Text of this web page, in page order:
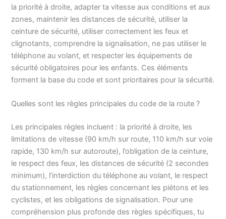
la priorité à droite, adapter ta vitesse aux conditions et aux
zones, maintenir les distances de sécurité, utiliser la
ceinture de sécurité, utiliser correctement les feux et
clignotants, comprendre la signalisation, ne pas utiliser le
téléphone au volant, et respecter les équipements de
sécurité obligatoires pour les enfants. Ces éléments
forment la base du code et sont prioritaires pour la sécurité.
Quelles sont les règles principales du code de la route ?
Les principales règles incluent : la priorité à droite, les
limitations de vitesse (90 km/h sur route, 110 km/h sur voie
rapide, 130 km/h sur autoroute), l’obligation de la ceinture,
le respect des feux, les distances de sécurité (2 secondes
minimum), l’interdiction du téléphone au volant, le respect
du stationnement, les règles concernant les piétons et les
cyclistes, et les obligations de signalisation. Pour une
compréhension plus profonde des règles spécifiques, tu